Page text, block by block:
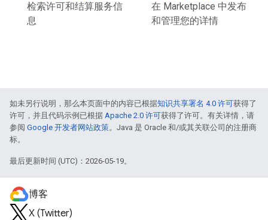
检索许可和结算服务信
息
在 Marketplace 中发布
和管理您的详情
如未另行说明，那么本页面中的内容已根据知识共享署名 4.0 许可获得了
许可，并且代码示例已根据 Apache 2.0 许可获得了许可。有关详情，请
参阅 Google 开发者网站政策。Java 是 Oracle 和/或其关联公司的注册商
标。
最后更新时间 (UTC)：2026-05-19。
博客
X (Twitter)